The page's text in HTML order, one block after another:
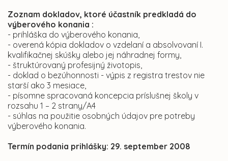
Zoznam dokladov, ktoré účastník predkladá do
výberového konania :
- prihláška do výberového konania,
- overená kópia dokladov o vzdelaní a absolvovaní I.
kvalifikačnej skúšky alebo jej náhradnej formy,
- štruktúrovaný profesijný životopis,
- doklad o bezúhonnosti - výpis z registra trestov nie
starší ako 3 mesiace,
- písomne spracovaná koncepcia príslušnej školy v
rozsahu 1 – 2 strany/A4
- súhlas na použitie osobných údajov pre potreby
výberového konania.
Termín podania prihlášky: 29. september 2008